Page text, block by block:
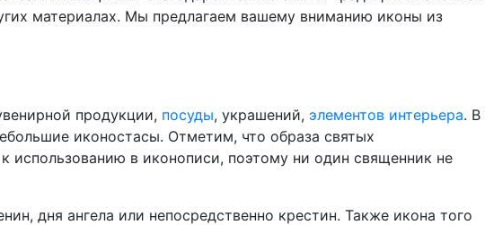
материалах. Мы предлагаем вашему вниманию иконы из
продукции, посуды, украшений, элементов интерьера. В
иконостасы. Отметим, что образа святых
использованию в иконописи, поэтому ни один священник не
дня ангела или непосредственно крестин. Также икона того